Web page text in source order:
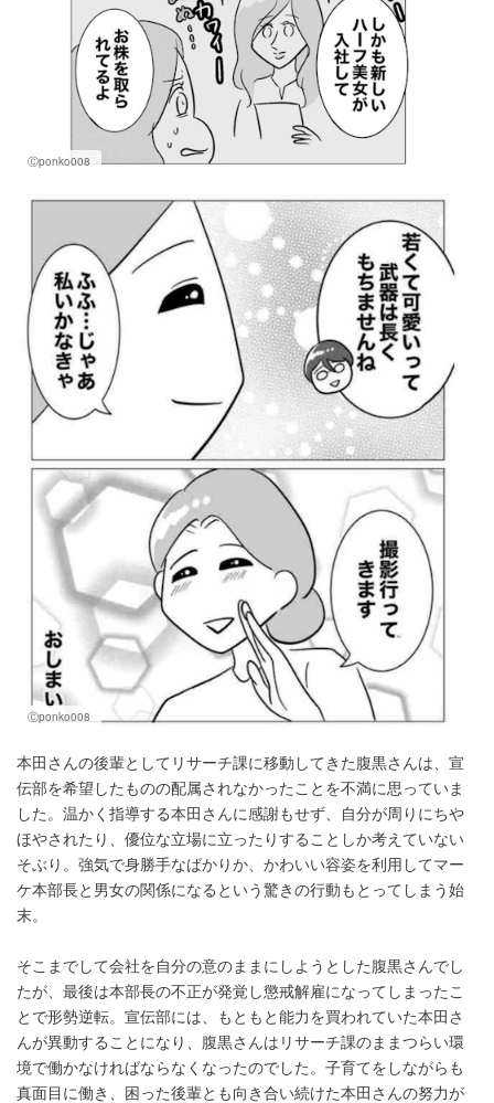
Ⓒponko008
Ⓒponko008
本田さんの後輩としてリサーチ課に移動してきた腹黒さんは、宣
伝部を希望したものの配属されなかったことを不満に思っていま
した。温かく指導する本田さんに感謝もせず、自分が周りにちや
ほやされたり、優位な立場に立ったりすることしか考えていない
そぶり。強気で身勝手なばかりか、かわいい容姿を利用してマー
ケ本部長と男女の関係になるという驚きの行動もとってしまう始
末。
そこまでして会社を自分の意のままにしようとした腹黒さんでし
たが、最後は本部長の不正が発覚し懲戒解雇になってしまったこ
とで形勢逆転。宣伝部には、もともと能力を買われていた本田さ
んが異動することになり、腹黒さんはリサーチ課のままつらい環
境で働かなければならなくなったのでした。子育てをしながらも
真面目に働き、困った後輩とも向き合い続けた本田さんの努力が